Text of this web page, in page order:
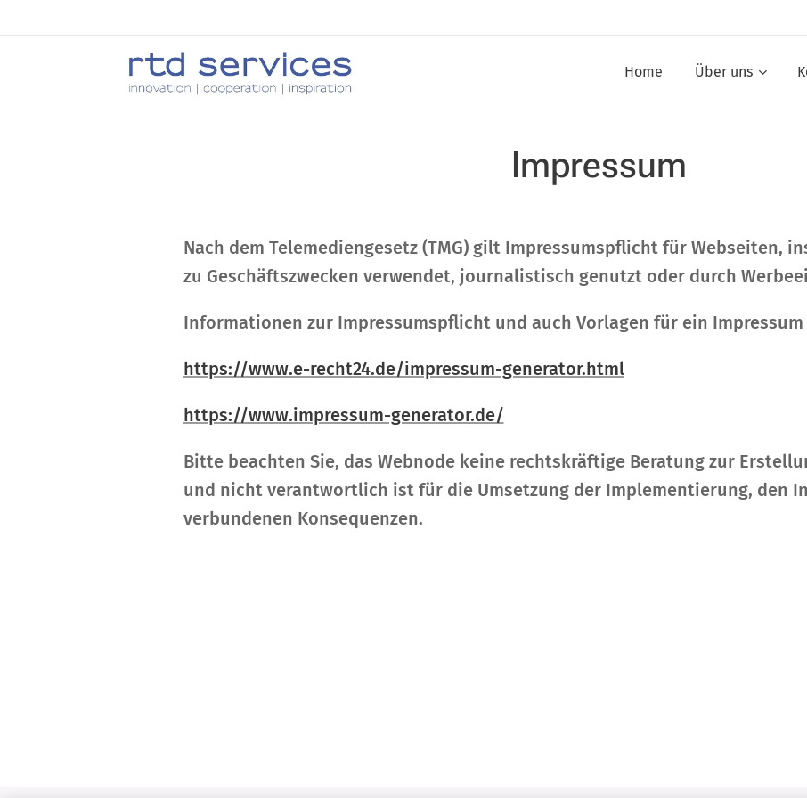
Home Über uns
Impressum
Nach dem Telemediengesetz (TMG) gilt Impressumspflicht für Webseiten,
zu Geschäftszwecken verwendet, journalistisch genutzt oder durch
Informationen zur Impressumspflicht und auch Vorlagen für ein
https://www.e-recht24.de/impressum-generator.html
https://www.impressum-generator.de/
Bitte beachten Sie, das Webnode keine rechtskräftige Beratung zur
und nicht verantwortlich ist für die Umsetzung der Implementierung, den
verbundenen Konsequenzen.